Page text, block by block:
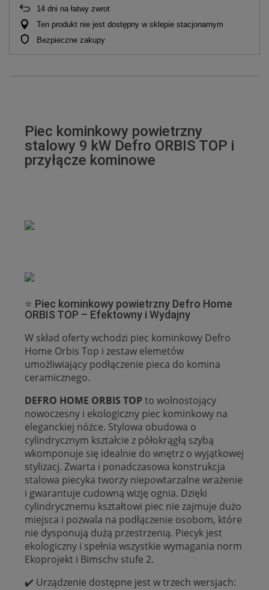
14 dni na łatwy zwrot
Ten produkt nie jest dostępny w sklepie stacjonarnym
Bezpieczne zakupy
Piec kominkowy powietrzny
stalowy 9 kW Defro ORBIS TOP i
przyłącze kominowe
⭐ Piec kominkowy powietrzny Defro Home
ORBIS TOP – Efektowny i Wydajny
W skład oferty wchodzi piec kominkowy Defro
Home Orbis Top i zestaw elemetów
umożliwiający podłączenie pieca do komina
ceramicznego.
DEFRO HOME ORBIS TOPto wolnostojący
nowoczesny i ekologiczny piec kominkowy na
eleganckiej nóżce. Stylowa obudowa o
cylindrycznym kształcie z półokrągłą szybą
wkomponuje się idealnie do wnętrz o wyjątkowej
stylizacj. Zwarta i ponadczasowa konstrukcja
stalowa piecyka tworzy niepowtarzalne wrażenie
i gwarantuje cudowną wizję ognia. Dzięki
cylindrycznemu kształtowi piec nie zajmuje dużo
miejsca i pozwala na podłączenie osobom, które
nie dysponują dużą przestrzenią. Piecyk jest
ekologiczny i spełnia wszystkie wymagania norm
Ekoprojekt i Bimschv stufe 2.
✔️ Urządzenie dostępne jest w trzech wersjach: